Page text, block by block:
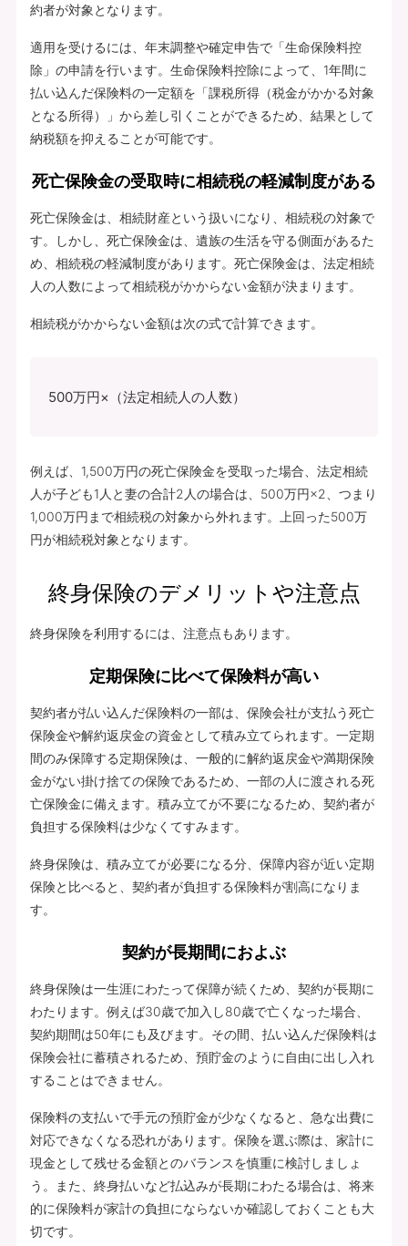
約者が対象となります。
適用を受けるには、年末調整や確定申告で「生命保険料控
除」の申請を行います。生命保険料控除によって、1年間に
払い込んだ保険料の一定額を「課税所得（税金がかかる対象
となる所得）」から差し引くことができるため、結果として
納税額を抑えることが可能です。
死亡保険金の受取時に相続税の軽減制度がある
死亡保険金は、相続財産という扱いになり、相続税の対象で
す。しかし、死亡保険金は、遺族の生活を守る側面があるた
め、相続税の軽減制度があります。死亡保険金は、法定相続
人の人数によって相続税がかからない金額が決まります。
相続税がかからない金額は次の式で計算できます。
500万円×（法定相続人の人数）
例えば、1,500万円の死亡保険金を受取った場合、法定相続
人が子ども1人と妻の合計2人の場合は、500万円×2、つまり
1,000万円まで相続税の対象から外れます。上回った500万
円が相続税対象となります。
終身保険のデメリットや注意点
終身保険を利用するには、注意点もあります。
定期保険に比べて保険料が高い
契約者が払い込んだ保険料の一部は、保険会社が支払う死亡
保険金や解約返戻金の資金として積み立てられます。一定期
間のみ保障する定期保険は、一般的に解約返戻金や満期保険
金がない掛け捨ての保険であるため、一部の人に渡される死
亡保険金に備えます。積み立てが不要になるため、契約者が
負担する保険料は少なくてすみます。
終身保険は、積み立てが必要になる分、保障内容が近い定期
保険と比べると、契約者が負担する保険料が割高になりま
す。
契約が長期間におよぶ
終身保険は一生涯にわたって保障が続くため、契約が長期に
わたります。例えば30歳で加入し80歳で亡くなった場合、
契約期間は50年にも及びます。その間、払い込んだ保険料は
保険会社に蓄積されるため、預貯金のように自由に出し入れ
することはできません。
保険料の支払いで手元の預貯金が少なくなると、急な出費に
対応できなくなる恐れがあります。保険を選ぶ際は、家計に
現金として残せる金額とのバランスを慎重に検討しましょ
う。また、終身払いなど払込みが長期にわたる場合は、将来
的に保険料が家計の負担にならないか確認しておくことも大
切です。